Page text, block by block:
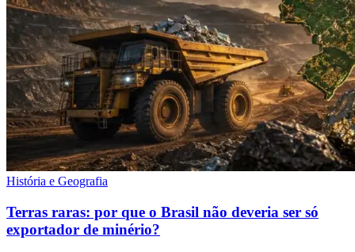
História e Geografia
Terras raras: por que o Brasil não deveria ser só
exportador de minério?